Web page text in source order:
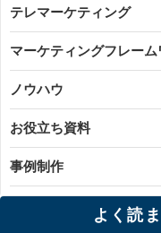
テレマーケティング
マーケティングフレーム
ノウハウ
お役立ち資料
事例制作
よく読